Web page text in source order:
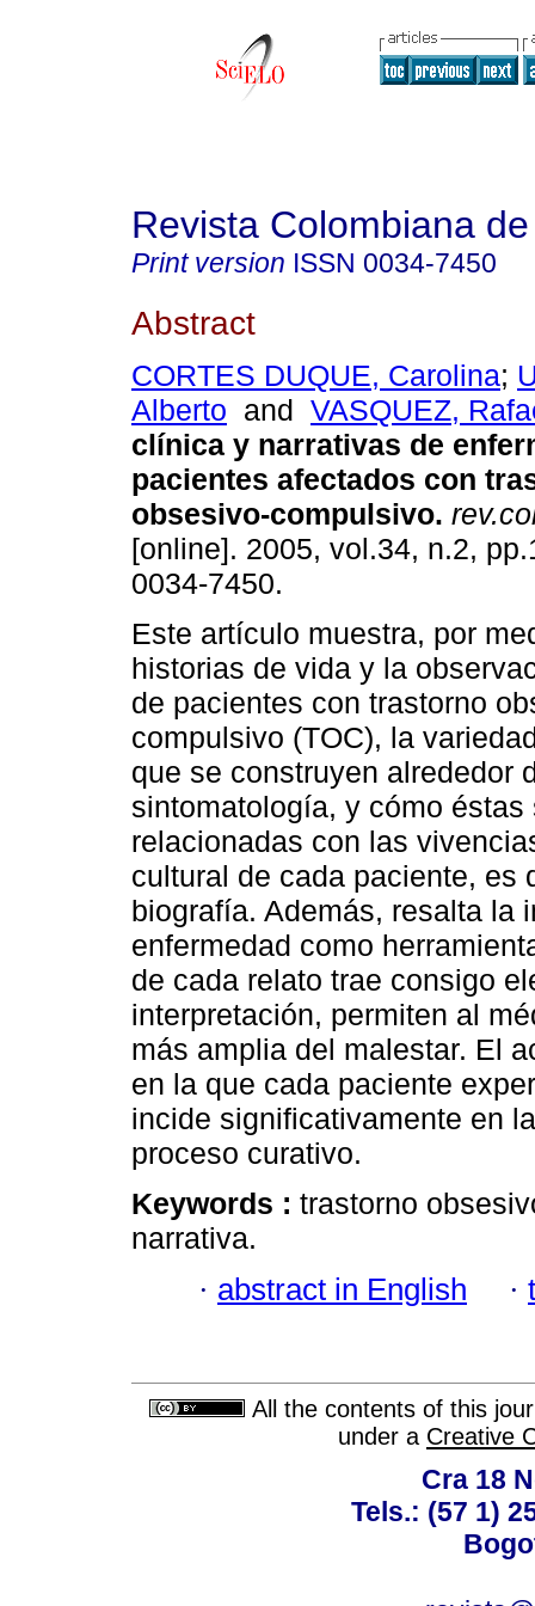
Revista Colombiana
Print version ISSN 0034-7450
Abstract
CORTES DUQUE, Carolina;
Alberto and VASQUEZ,
clínica y narrativas de
pacientes afectados con
obsesivo-compulsivo.
[online]. 2005, vol.34, n.2,
0034-7450.
Este artículo muestra, por
historias de vida y la
de pacientes con trastorno
compulsivo (TOC), la
que se construyen alrededor
sintomatología, y cómo
relacionadas con las
cultural de cada paciente, es
biografía. Además, resalta la
enfermedad como
de cada relato trae consigo
interpretación, permiten al
más amplia del malestar. El
en la que cada paciente
incide significativamente en
proceso curativo.
Keywords : trastorno
narrativa.
· abstract in English ·
All the contents of this
under a Creative
Cra 18
Tels.: (57 1)